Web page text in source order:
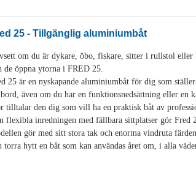
25 - Tillgänglig aluminiumbåt
om du är dykare, öbo, fiskare, sitter i rullstol
de öppna ytorna i FRED 25.
25 är en nyskapande aluminiumbåt för dig som
även om du har en funktionsnedsättning eller en
tilltalar den dig som vill ha en praktisk båt av
flexibla inredningen med fällbara sittplatser gör
gör med sitt stora tak och enorma vindruta
torra hytt en båt som kan användas året om, i alla